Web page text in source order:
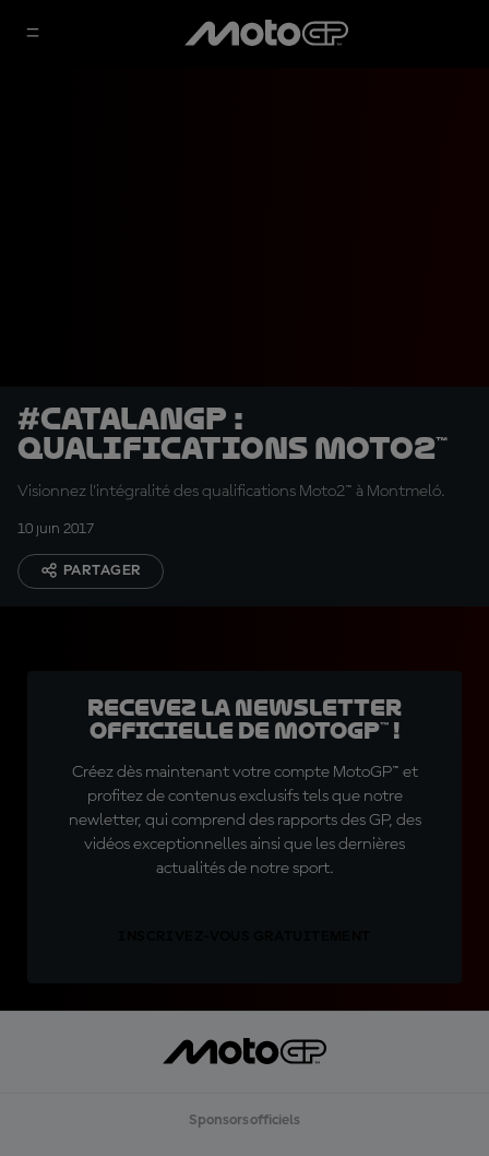
#CatalanGP :
Qualifications Moto2™
Visionnez l'intégralité des qualifications Moto2™ à Montmeló.
10 juin 2017
PARTAGER
Recevez la Newsletter
officielle de MotoGP™ !
Créez dès maintenant votre compte MotoGP™ et
profitez de contenus exclusifs tels que notre
newletter, qui comprend des rapports des GP, des
vidéos exceptionnelles ainsi que les dernières
actualités de notre sport.
Sponsors officiels